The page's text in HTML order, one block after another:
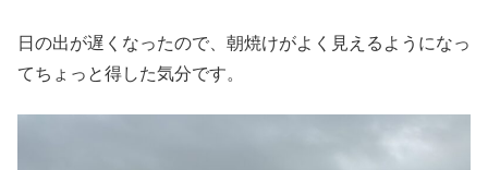
日の出が遅くなったので、朝焼けがよく見えるようになっ
てちょっと得した気分です。